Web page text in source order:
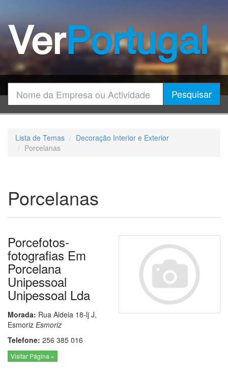
VerPortugal
Pesquisar
Lista de Temas
Decoração Interior e Exterior
Porcelanas
Porcelanas
Porcefotos-
fotografias Em
Porcelana
Unipessoal
Unipessoal Lda
Morada: Rua Aldeia 18-lj J,
Esmoriz Esmoriz
Telefone: 256 385 016
Visitar Página »